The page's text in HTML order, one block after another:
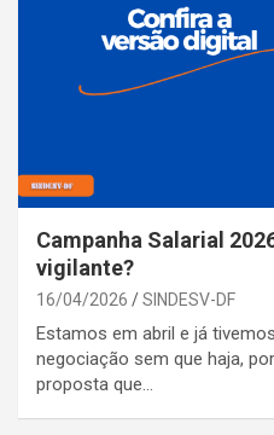
Campanha Salarial
vigilante?
16/04/2026 SINDESV-DF
Estamos em abril e já
negociação sem que haja,
proposta que…